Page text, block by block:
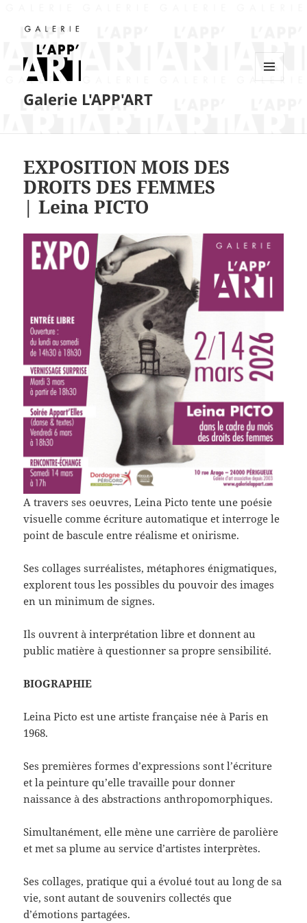
Galerie L'APP'ART
EXPOSITION MOIS DES
DROITS DES FEMMES
| Leina PICTO
A travers ses oeuvres, Leina Picto tente une poésie
visuelle comme écriture automatique et interroge le
point de bascule entre réalisme et onirisme.
Ses collages surréalistes, métaphores énigmatiques,
explorent tous les possibles du pouvoir des images
en un minimum de signes.
Ils ouvrent à interprétation libre et donnent au
public matière à questionner sa propre sensibilité.
BIOGRAPHIE
Leina Picto est une artiste française née à Paris en
1968.
Ses premières formes d’expressions sont l’écriture
et la peinture qu’elle travaille pour donner
naissance à des abstractions anthropomorphiques.
Simultanément, elle mène une carrière de parolière
et met sa plume au service d’artistes interprètes.
Ses collages, pratique qui a évolué tout au long de sa
vie, sont autant de souvenirs collectés que
d’émotions partagées.